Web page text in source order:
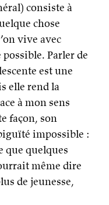
consiste à
chose
vive avec
possible. Parler de
est une
elle rend la
à mon sens
façon, son
impossible :
que quelques
même dire
de jeunesse,